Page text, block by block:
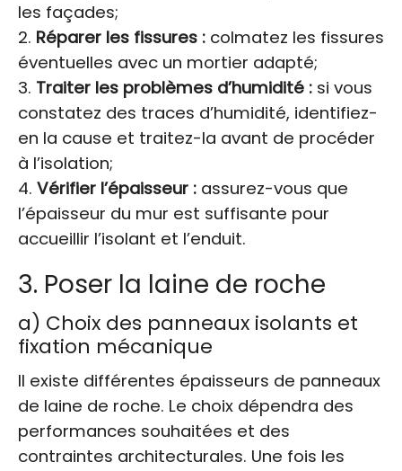
les façades;
Réparer les fissures : colmatez les fissures
éventuelles avec un mortier adapté;
Traiter les problèmes d’humidité : si vous
constatez des traces d’humidité, identifiez-
en la cause et traitez-la avant de procéder
à l’isolation;
Vérifier l’épaisseur : assurez-vous que
l’épaisseur du mur est suffisante pour
accueillir l’isolant et l’enduit.
3. Poser la laine de roche
a) Choix des panneaux isolants et
fixation mécanique
Il existe différentes épaisseurs de panneaux
de laine de roche. Le choix dépendra des
performances souhaitées et des
contraintes architecturales. Une fois les